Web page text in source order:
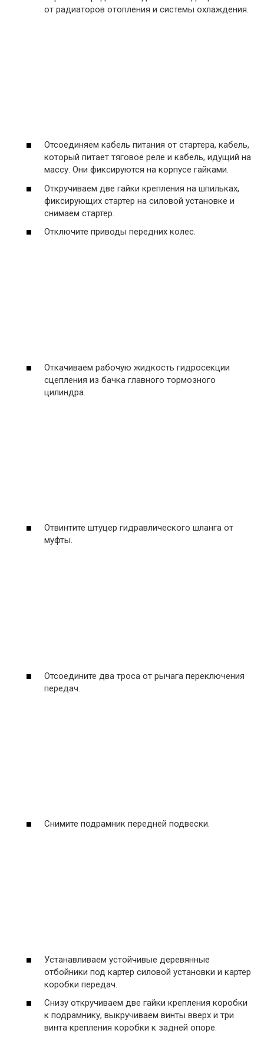
от радиаторов отопления и системы охлаждения.
Отсоединяем кабель питания от стартера, кабель,
который питает тяговое реле и кабель, идущий на
массу. Они фиксируются на корпусе гайками.
Откручиваем две гайки крепления на шпильках,
фиксирующих стартер на силовой установке и
снимаем стартер.
Отключите приводы передних колес.
Откачиваем рабочую жидкость гидросекции
сцепления из бачка главного тормозного
цилиндра.
Отвинтите штуцер гидравлического шланга от
муфты.
Отсоедините два троса от рычага переключения
передач.
Снимите подрамник передней подвески.
Устанавливаем устойчивые деревянные
отбойники под картер силовой установки и картер
коробки передач.
Снизу откручиваем две гайки крепления коробки
к подрамнику, выкручиваем винты вверх и три
винта крепления коробки к задней опоре.